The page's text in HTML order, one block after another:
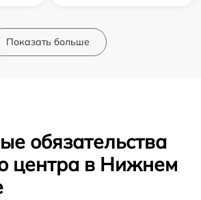
Показать больше
обязательства
центра в Нижнем